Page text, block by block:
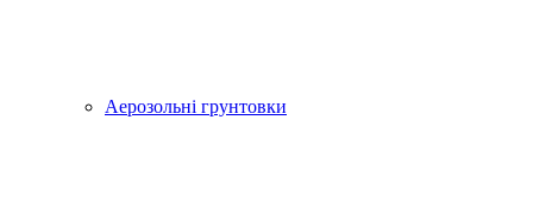
Аерозольні грунтовки